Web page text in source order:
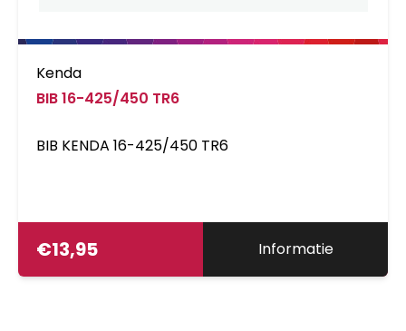
Kenda
BIB 16-425/450 TR6
BIB KENDA 16-425/450 TR6
€13,95 Informatie